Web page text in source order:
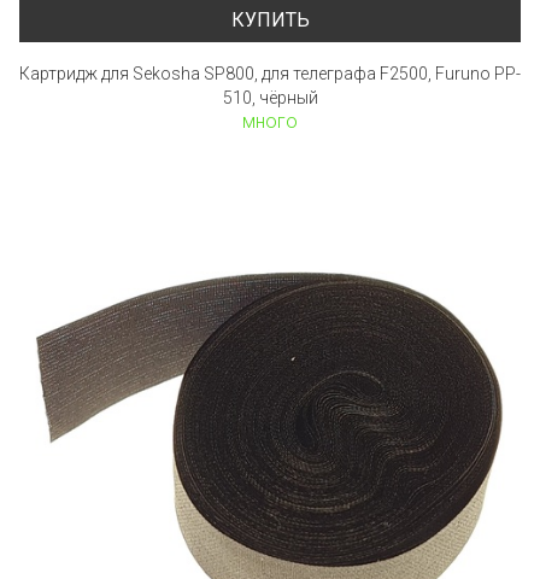
КУПИТЬ
Картридж для Sekosha SP800, для телеграфа F2500, Furuno PP-
510, чёрный
много